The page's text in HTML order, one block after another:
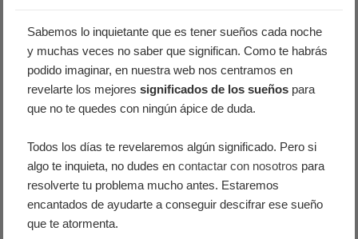
Sabemos lo inquietante que es tener sueños cada noche
y muchas veces no saber que significan. Como te habrás
podido imaginar, en nuestra web nos centramos en
revelarte los mejoressignificados de los sueños para
que no te quedes con ningún ápice de duda.
Todos los días te revelaremos algún significado. Pero si
algo te inquieta, no dudes encontactar con nosotros para
resolverte tu problema mucho antes. Estaremos
encantados de ayudarte a conseguir descifrar ese sueño
que te atormenta.